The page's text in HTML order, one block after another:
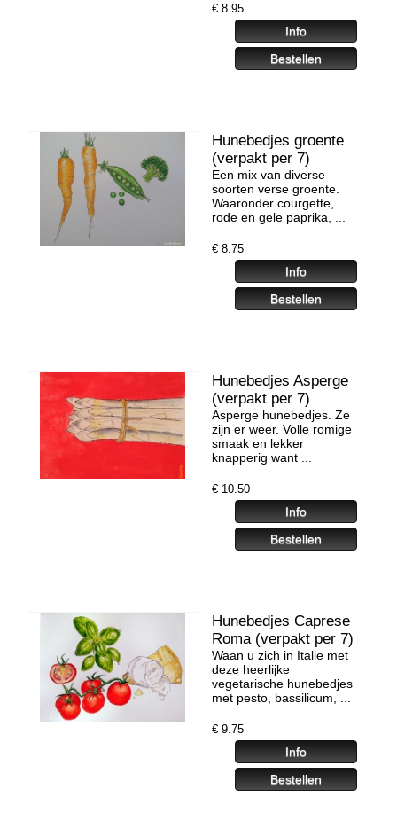
€ 8.95
Hunebedjes groente
(verpakt per 7)
Een mix van diverse
soorten verse groente.
Waaronder courgette,
rode en gele paprika, ...
€ 8.75
Hunebedjes Asperge
(verpakt per 7)
Asperge hunebedjes. Ze
zijn er weer. Volle romige
smaak en lekker
knapperig want ...
€ 10.50
Hunebedjes Caprese
Roma (verpakt per 7)
Waan u zich in Italie met
deze heerlijke
vegetarische hunebedjes
met pesto, bassilicum, ...
€ 9.75